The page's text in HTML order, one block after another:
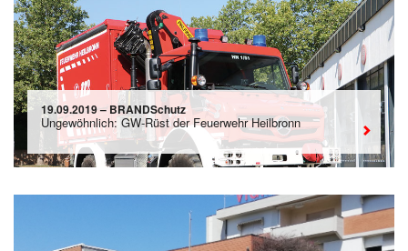
19.09.2019 – BRANDSchutz
Ungewöhnlich: GW-Rüst der Feuerwehr Heilbronn